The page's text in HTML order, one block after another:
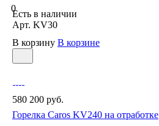
0
Есть в наличии
Арт. KV30
В корзину В корзине
580 200 руб.
Горелка Caros KV240 на отработке